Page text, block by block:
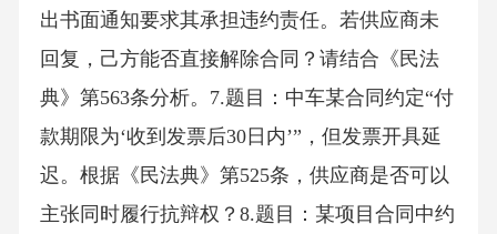
出书面通知要求其承担违约责任。若供应商未
回复，己方能否直接解除合同？请结合《民法
典》第563条分析。7.题目：中车某合同约定“付
款期限为‘收到发票后30日内’”，但发票开具延
迟。根据《民法典》第525条，供应商是否可以
主张同时履行抗辩权？8.题目：某项目合同中约